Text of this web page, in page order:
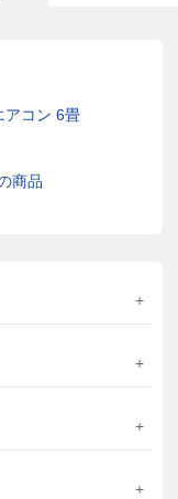
アコン 6畳
商品